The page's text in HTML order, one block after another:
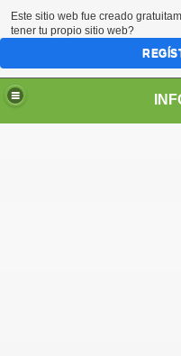
Este sitio web fue creado
tener tu propio sitio web?